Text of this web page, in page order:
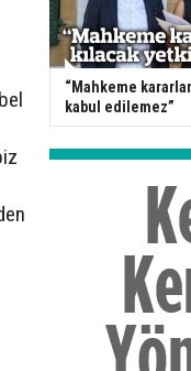
“Mahkeme
kabul edilemez”